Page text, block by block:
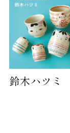
鈴木ハツミ